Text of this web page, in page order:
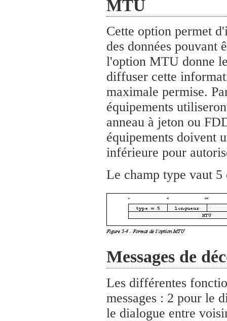
MTU
Cette option permet
des données pouvant
l'option MTU donne
diffuser cette
maximale permise.
équipements
anneau à jeton ou
équipements doivent
inférieure pour
Le champ type vaut
Messages de
Les différentes
messages : 2 pour le
le dialogue entre